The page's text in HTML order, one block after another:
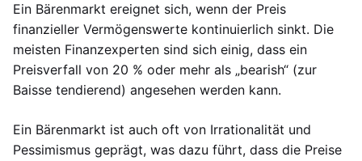
Ein Bärenmarkt ereignet sich, wenn der Preis
finanzieller Vermögenswerte kontinuierlich sinkt. Die
meisten Finanzexperten sind sich einig, dass ein
Preisverfall von 20 % oder mehr als „bearish“ (zur
Baisse tendierend) angesehen werden kann.
Ein Bärenmarkt ist auch oft von Irrationalität und
Pessimismus geprägt, was dazu führt, dass die Preise